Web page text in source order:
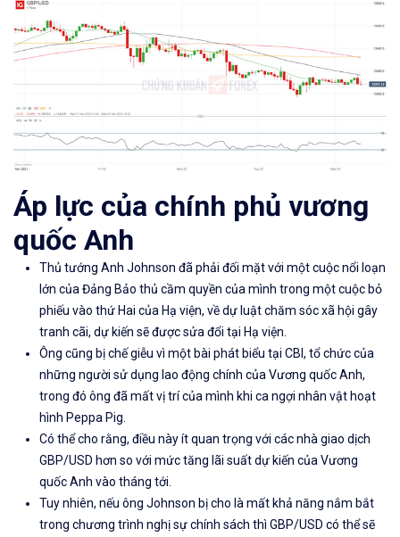
Áp lực của chính phủ vương
quốc Anh
Thủ tướng Anh Johnson đã phải đối mặt với một cuộc nổi loạn
lớn của Đảng Bảo thủ cầm quyền của mình trong một cuộc bỏ
phiếu vào thứ Hai của Hạ viện, về dự luật chăm sóc xã hội gây
tranh cãi, dự kiến ​​sẽ được sửa đổi tại Hạ viện.
Ông cũng bị chế giễu vì một bài phát biểu tại CBI, tổ chức của
những người sử dụng lao động chính của Vương quốc Anh,
trong đó ông đã mất vị trí của mình khi ca ngợi nhân vật hoạt
hình Peppa Pig.
Có thể cho rằng, điều này ít quan trọng với các nhà giao dịch
GBP/USD hơn so với mức tăng lãi suất dự kiến ​​của Vương
quốc Anh vào tháng tới.
Tuy nhiên, nếu ông Johnson bị cho là mất khả năng nắm bắt
trong chương trình nghị sự chính sách thì GBP/USD có thể sẽ